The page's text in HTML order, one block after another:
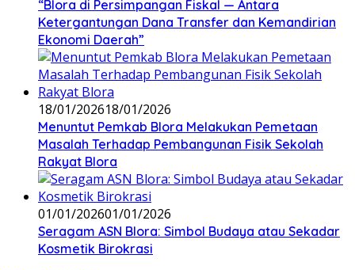
‎“Blora di Persimpangan Fiskal — Antara
Ketergantungan Dana Transfer dan Kemandirian
Ekonomi Daerah”
18/01/202618/01/2026
‎Menuntut Pemkab Blora Melakukan Pemetaan
Masalah Terhadap Pembangunan Fisik Sekolah
Rakyat Blora
01/01/202601/01/2026
‎Seragam ASN Blora: Simbol Budaya atau Sekadar
Kosmetik Birokrasi